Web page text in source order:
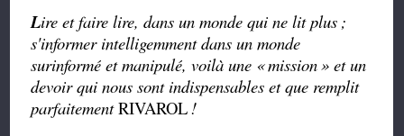
Lire et faire lire, dans un monde qui ne lit plus ;
s'informer intelligemment dans un monde
surinformé et manipulé, voilà une «mission» et un
devoir qui nous sont indispensables et que remplit
parfaitementRIVAROL !